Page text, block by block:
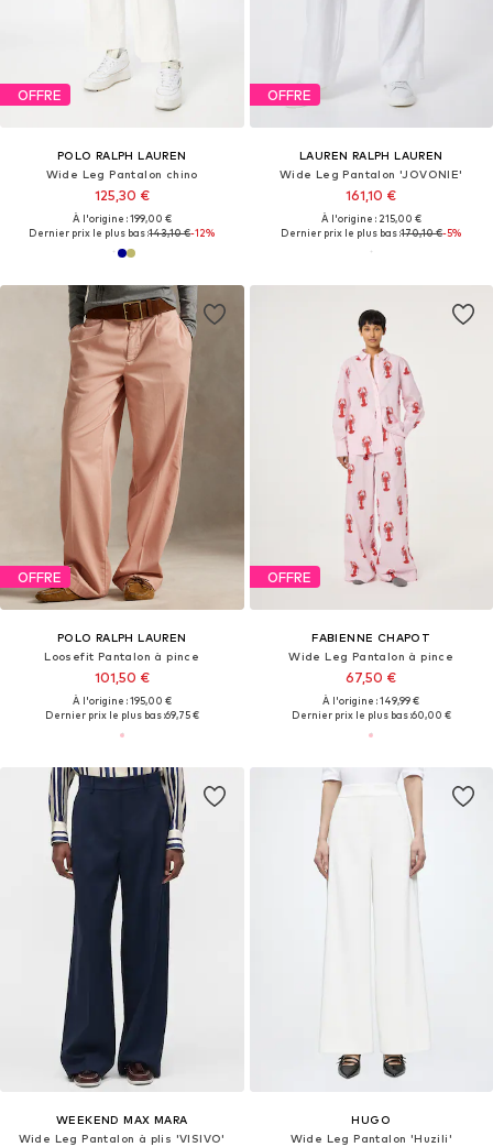
OFFRE
POLO RALPH LAUREN
Wide Leg Pantalon chino
125,30 €
À l'origine : 199,00 €
Dernier prix le plus bas :143,10 €-12%
OFFRE
LAUREN RALPH LAUREN
Wide Leg Pantalon 'JOVONIE'
161,10 €
À l'origine : 215,00 €
Dernier prix le plus bas :170,10 €-5%
OFFRE
POLO RALPH LAUREN
Loosefit Pantalon à pince
101,50 €
À l'origine : 195,00 €
Dernier prix le plus bas :69,75 €
OFFRE
FABIENNE CHAPOT
Wide Leg Pantalon à pince
67,50 €
À l'origine : 149,99 €
Dernier prix le plus bas :60,00 €
WEEKEND MAX MARA
Wide Leg Pantalon à plis 'VISIVO'
HUGO
Wide Leg Pantalon 'Huzili'